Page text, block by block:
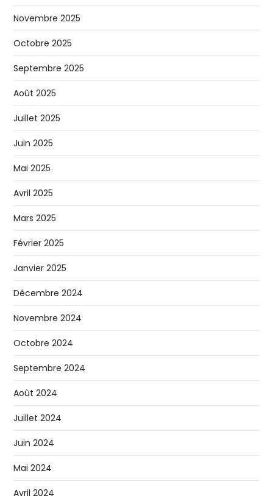
Novembre 2025
Octobre 2025
Septembre 2025
Août 2025
Juillet 2025
Juin 2025
Mai 2025
Avril 2025
Mars 2025
Février 2025
Janvier 2025
Décembre 2024
Novembre 2024
Octobre 2024
Septembre 2024
Août 2024
Juillet 2024
Juin 2024
Mai 2024
Avril 2024